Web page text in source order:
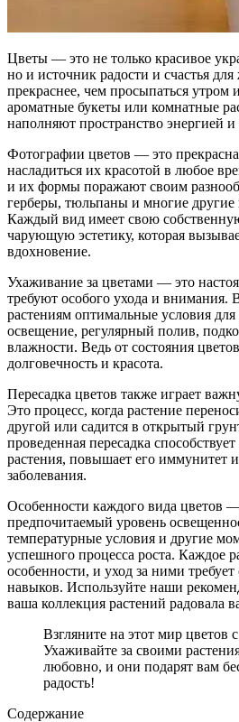
Цветы — это не только красивое
но и источник радости и счастья
прекраснее, чем просыпаться утром
ароматные букеты или комнатные
наполняют пространство энергией
Фотографии цветов — это
насладиться их красотой в любое
и их формы поражают своим
герберы, тюльпаны и многие другие
Каждый вид имеет свою
чарующую эстетику, которая
вдохновение.
Ухаживание за цветами — это
требуют особого ухода и внимания.
растениям оптимальные условия для
освещение, регулярный полив,
влажности. Ведь от состояния
долговечность и красота.
Пересадка цветов также играет
Это процесс, когда растение
другой или садится в открытый
проведенная пересадка
растения, повышает его иммунитет
заболевания.
Особенности каждого вида цветов
предпочитаемый уровень
температурные условия и другие
успешного процесса роста. Каждое
особенности, и уход за ними
навыков. Используйте наши
ваша коллекция растений радовала
Взгляните на этот мир цветов
Ухаживайте за своими
любовно, и они подарят вам
радость!
Содержание